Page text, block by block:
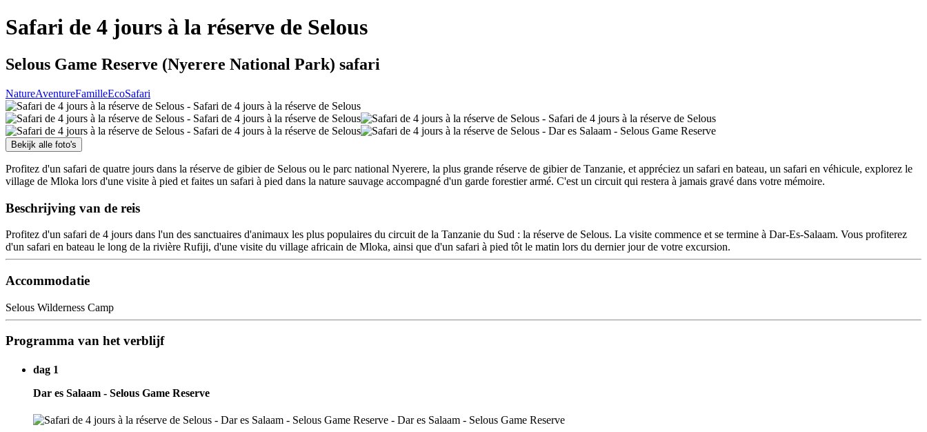
Safari de 4 jours à la réserve de Selous
Selous Game Reserve (Nyerere National Park) safari
NatureAventureFamilleEcoSafari
Bekijk alle foto's
Profitez d'un safari de quatre jours dans la réserve de gibier de Selous ou le parc national Nyerere, la plus grande réserve de gibier de Tanzanie, et appréciez un safari en bateau, un safari en véhicule, explorez le
village de Mloka lors d'une visite à pied et faites un safari à pied dans la nature sauvage accompagné d'un garde forestier armé. C'est un circuit qui restera à jamais gravé dans votre mémoire.
Beschrijving van de reis
Profitez d'un safari de 4 jours dans l'un des sanctuaires d'animaux les plus populaires du circuit de la Tanzanie du Sud : la réserve de Selous. La visite commence et se termine à Dar-Es-Salaam. Vous profiterez
d'un safari en bateau le long de la rivière Rufiji, d'une visite du village africain de Mloka, ainsi que d'un safari à pied tôt le matin lors du dernier jour de votre excursion.
Accommodatie
Selous Wilderness Camp
Programma van het verblijf
dag 1
Dar es Salaam - Selous Game Reserve